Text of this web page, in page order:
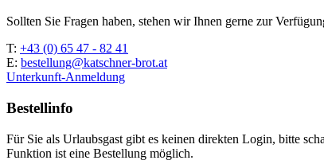
Sollten Sie Fragen haben, stehen wir Ihnen gerne zur
T: +43 (0) 65 47 - 82 41
E: bestellung@katschner-brot.at
Unterkunft-Anmeldung
Bestellinfo
Für Sie als Urlaubsgast gibt es keinen direkten Login, bitte
Funktion ist eine Bestellung möglich.